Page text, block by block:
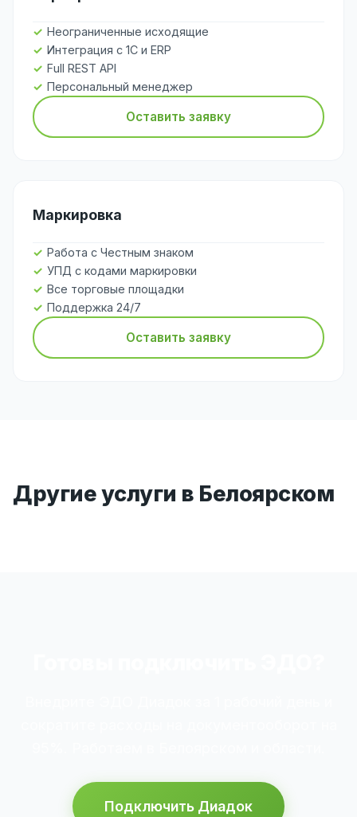
Неограниченные исходящие
Интеграция с 1С и ERP
Full REST API
Персональный менеджер
Оставить заявку
Маркировка
Работа с Честным знаком
УПД с кодами маркировки
Все торговые площадки
Поддержка 24/7
Оставить заявку
Другие услуги в Белоярском
Подключить Диадок